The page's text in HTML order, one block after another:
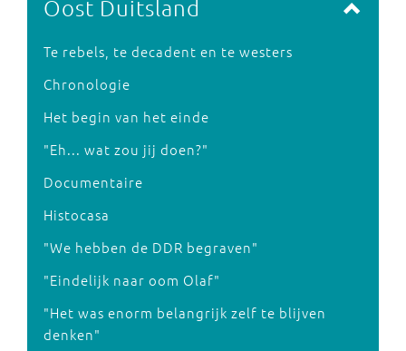
Oost Duitsland
Te rebels, te decadent en te westers
Chronologie
Het begin van het einde
"Eh... wat zou jij doen?"
Documentaire
Histocasa
"We hebben de DDR begraven"
"Eindelijk naar oom Olaf"
"Het was enorm belangrijk zelf te blijven
denken"